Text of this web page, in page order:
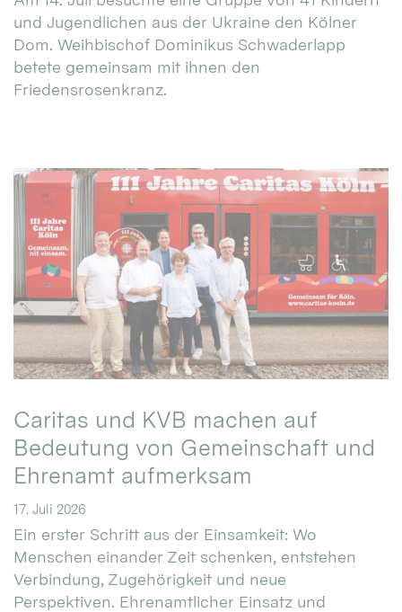
und Jugendlichen aus der Ukraine den Kölner
Dom. Weihbischof Dominikus Schwaderlapp
betete gemeinsam mit ihnen den
Friedensrosenkranz.
Caritas und KVB machen auf
Bedeutung von Gemeinschaft und
Ehrenamt aufmerksam
17. Juli 2026
Ein erster Schritt aus der Einsamkeit: Wo
Menschen einander Zeit schenken, entstehen
Verbindung, Zugehörigkeit und neue
Perspektiven. Ehrenamtlicher Einsatz und